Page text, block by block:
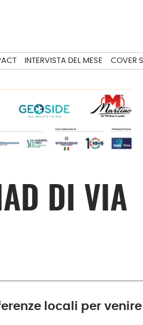
INTERVISTA DEL MESE COVER
DI VIA
locali per